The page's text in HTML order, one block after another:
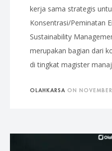
kerja sama strategis
Konsentrasi/Peminatan
Sustainability
merupakan bagian dari
di tingkat magister
OLAHKARSA ON